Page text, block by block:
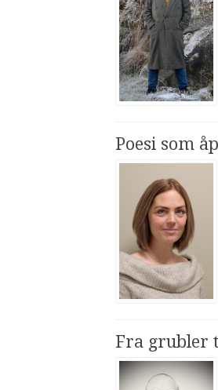
Poesi som
Fra grubler